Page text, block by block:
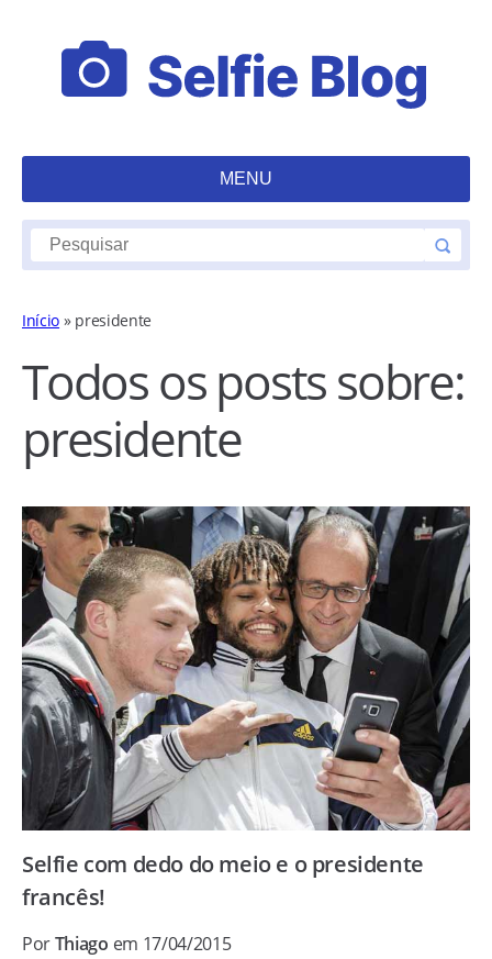
MENU
Início » presidente
Todos os posts sobre:
presidente
Selfie com dedo do meio e o presidente
francês!
PorThiago em 17/04/2015